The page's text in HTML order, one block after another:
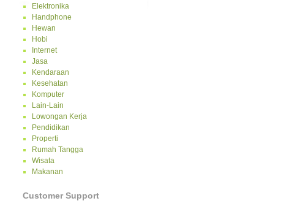
Elektronika
Handphone
Hewan
Hobi
Internet
Jasa
Kendaraan
Kesehatan
Komputer
Lain-Lain
Lowongan Kerja
Pendidikan
Properti
Rumah Tangga
Wisata
Makanan
Customer Support